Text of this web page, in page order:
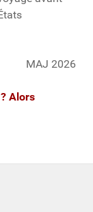
MAJ 2026
Alors